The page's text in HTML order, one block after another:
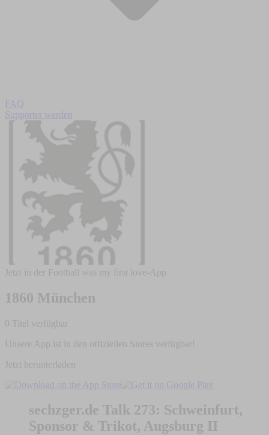
FAQ
Supporter werden
Jetzt in der Football was my first love-App
1860 München
0 Titel verfügbar
Unsere App ist in den offiziellen Stores verfügbar!
Jetzt herunterladen
sechzger.de Talk 273: Schweinfurt,
Sponsor & Trikot, Augsburg II